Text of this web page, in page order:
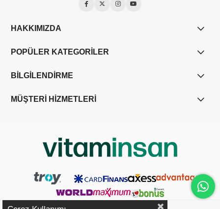
HAKKIMIZDA
POPÜLER KATEGORİLER
BİLGİLENDİRME
MÜŞTERİ HİZMETLERİ